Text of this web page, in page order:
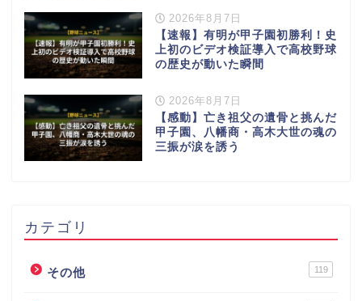
2026年8月7日
【速報】有明が甲子園初勝利！史
上初のビデオ検証導入で高校野球
の歴史が動いた瞬間
2026年8月7日
【感動】亡き祖父の遺骨と挑んだ
甲子園、八幡商・高木大世の魂の
三振が涙を誘う
カテゴリ
その他 119